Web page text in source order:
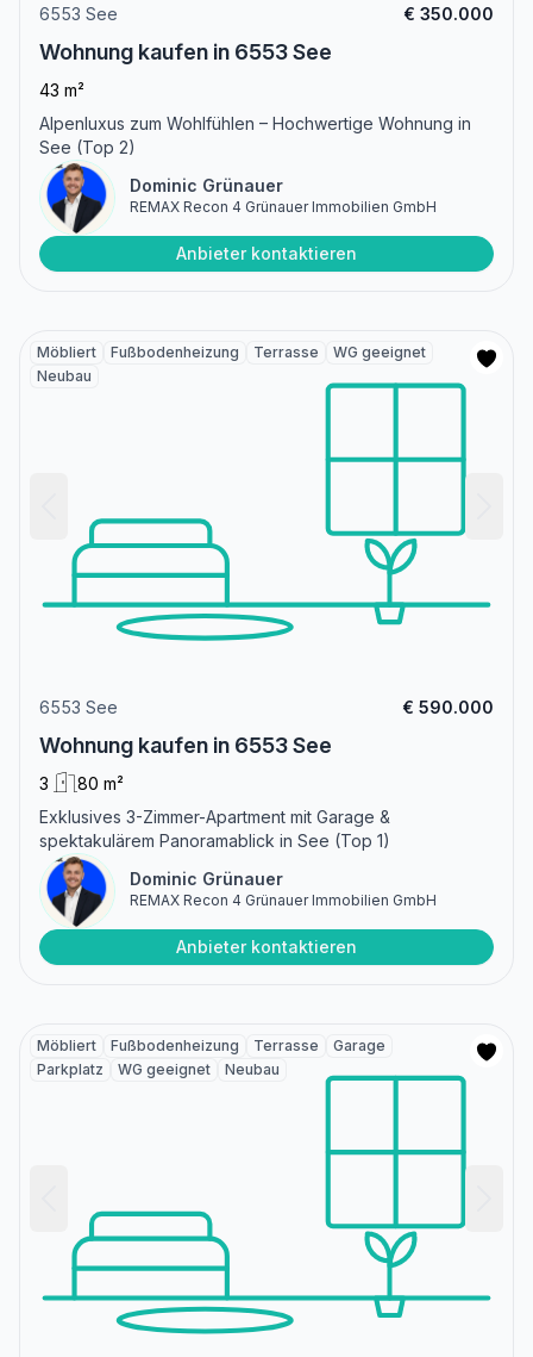
6553 See € 350.000
Wohnung kaufen in 6553 See
43 m²
Alpenluxus zum Wohlfühlen – Hochwertige Wohnung in
See (Top 2)
Dominic Grünauer
REMAX Recon 4 Grünauer Immobilien GmbH
Anbieter kontaktieren
Möbliert Fußbodenheizung Terrasse
WG geeignet
Neubau
6553 See € 590.000
Wohnung kaufen in 6553 See
3
80 m²
Exklusives 3-Zimmer-Apartment mit Garage &
spektakulärem Panoramablick in See (Top 1)
Dominic Grünauer
REMAX Recon 4 Grünauer Immobilien GmbH
Anbieter kontaktieren
Möbliert Fußbodenheizung Terrasse
Garage
Parkplatz
WG geeignet Neubau